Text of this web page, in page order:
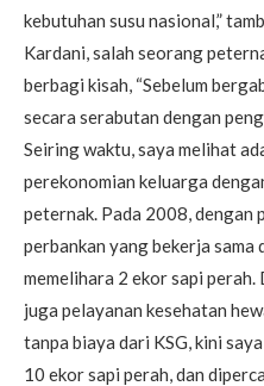
kebutuhan susu nasional,”
Kardani, salah seorang
berbagi kisah, “Sebelum
secara serabutan dengan
Seiring waktu, saya melihat
perekonomian keluarga
peternak. Pada 2008, dengan
perbankan yang bekerja sama
memelihara 2 ekor sapi
juga pelayanan kesehatan
tanpa biaya dari KSG, kini
10 ekor sapi perah, dan